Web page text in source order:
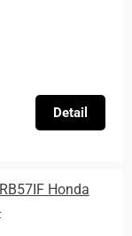
Detail
Honda